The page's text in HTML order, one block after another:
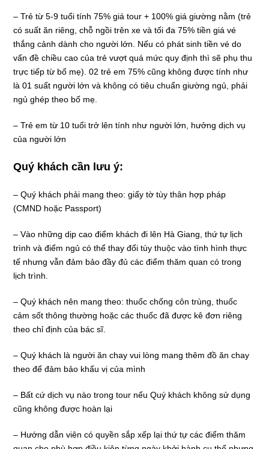
– Trẻ từ 5-9 tuổi tính 75% giá tour + 100% giá giường nằm (trẻ
có suất ăn riêng, chỗ ngồi trên xe và tối đa 75% tiền giá vé
thắng cảnh dành cho người lớn. Nếu có phát sinh tiền vé do
vấn đề chiều cao của trẻ vượt quá mức quy định thì sẽ phụ thu
trực tiếp từ bố mẹ). 02 trẻ em 75% cũng không được tính như
là 01 suất người lớn và không có tiêu chuẩn giường ngủ, phải
ngủ ghép theo bố mẹ.
– Trẻ em từ 10 tuổi trở lên tính như người lớn, hưởng dịch vụ
của người lớn
Quý khách cần lưu ý:
– Quý khách phải mang theo: giấy tờ tùy thân hợp pháp
(CMND hoặc Passport)
– Vào những dịp cao điểm khách đi lên Hà Giang, thứ tự lịch
trình và điểm ngủ có thể thay đổi tùy thuộc vào tình hình thực
tế nhưng vẫn đảm bảo đầy đủ các điểm thăm quan có trong
lịch trình.
– Quý khách nên mang theo: thuốc chống côn trùng, thuốc
cảm sốt thông thường hoặc các thuốc đã được kê đơn riêng
theo chỉ định của bác sĩ.
– Quý khách là người ăn chay vui lòng mang thêm đồ ăn chay
theo để đảm bảo khẩu vị của mình
– Bất cứ dịch vụ nào trong tour nếu Quý khách không sử dụng
cũng không được hoàn lại
– Hướng dẫn viên có quyền sắp xếp lại thứ tự các điểm thăm